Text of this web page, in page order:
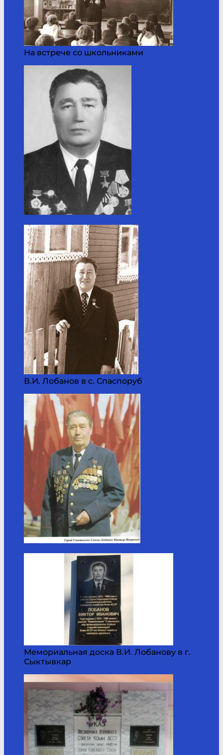
На встрече со школьниками
В.И. Лобанов в с. Спаспоруб
Мемориальная доска В.И. Лобанову в г.
Сыктывкар